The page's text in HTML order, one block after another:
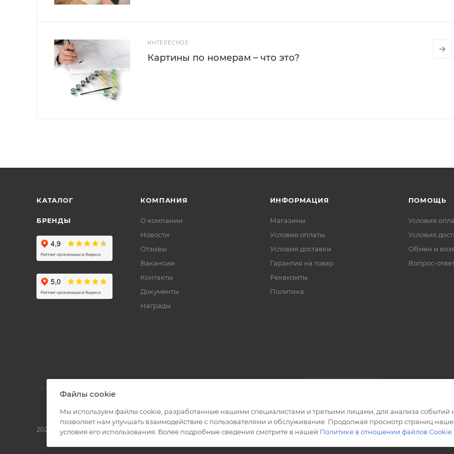
ИНТЕРЕСНОЕ
Картины по номерам – что это?
КАТАЛОГ
БРЕНДЫ
КОМПАНИЯ
О компании
Новости
Отзывы
Вакансии
Контакты
Документы
Награды
ИНФОРМАЦИЯ
Магазины
Условия оплаты
Условия доставки
Гарантия на товар
Реквизиты
Политика
ПОМОЩЬ
Условия
Условия
Обмен и
Вопрос-
2026 © Полиграф кит - интернет-магазин
Файлы cookie
Мы используем файлы cookie, разработанные нашими специалистами и третьими лицами, для анализа событий
позволяет нам улучшать взаимодействие с пользователями и обслуживание. Продолжая просмотр страниц
условия его использования. Более подробные сведения смотрите в нашей Политике в отношении файлов Cookie